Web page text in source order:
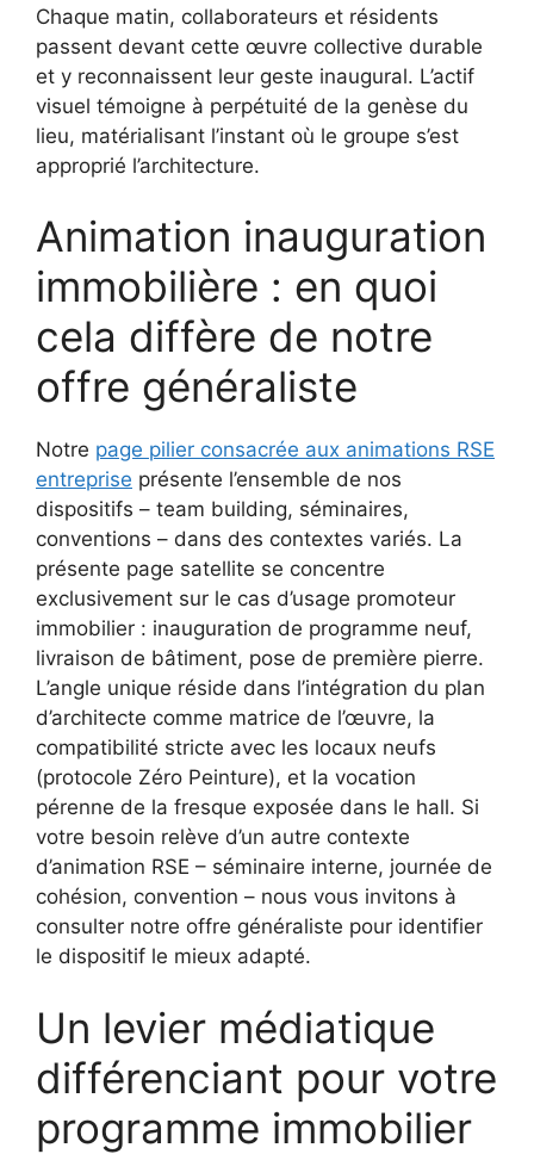
Chaque matin, collaborateurs et résidents
passent devant cette œuvre collective durable
et y reconnaissent leur geste inaugural. L’actif
visuel témoigne à perpétuité de la genèse du
lieu, matérialisant l’instant où le groupe s’est
approprié l’architecture.
Animation inauguration
immobilière : en quoi
cela diffère de notre
offre généraliste
Notre page pilier consacrée aux animations RSE
entreprise présente l’ensemble de nos
dispositifs – team building, séminaires,
conventions – dans des contextes variés. La
présente page satellite se concentre
exclusivement sur le cas d’usage promoteur
immobilier : inauguration de programme neuf,
livraison de bâtiment, pose de première pierre.
L’angle unique réside dans l’intégration du plan
d’architecte comme matrice de l’œuvre, la
compatibilité stricte avec les locaux neufs
(protocole Zéro Peinture), et la vocation
pérenne de la fresque exposée dans le hall. Si
votre besoin relève d’un autre contexte
d’animation RSE – séminaire interne, journée de
cohésion, convention – nous vous invitons à
consulter notre offre généraliste pour identifier
le dispositif le mieux adapté.
Un levier médiatique
différenciant pour votre
programme immobilier